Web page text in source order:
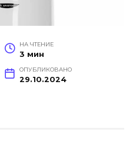
НА ЧТЕНИЕ
3 мин
ОПУБЛИКОВАНО
29.10.2024